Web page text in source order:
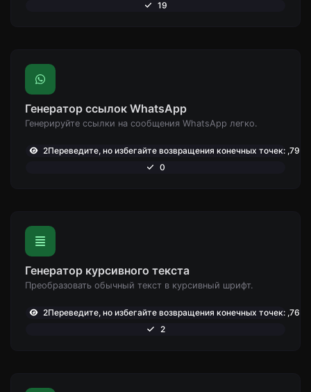
19
Генератор ссылок WhatsApp
Генерируйте ссылки на сообщения WhatsApp легко.
2Переведите, но избегайте возвращения конечных точек: ,797
0
Генератор курсивного текста
Преобразовать обычный текст в курсивный шрифт.
2Переведите, но избегайте возвращения конечных точек: ,765
2